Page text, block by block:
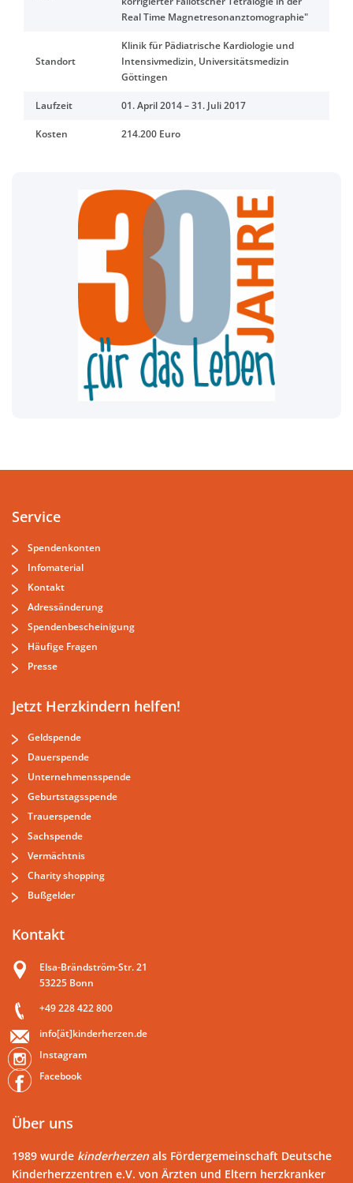
Real Time Magnetresonanztomographie"
Standort
Klinik für Pädiatrische Kardiologie und
Intensivmedizin, Universitätsmedizin
Göttingen
Laufzeit 01. April 2014 – 31. Juli 2017
Kosten 214.200 Euro
Service
Spendenkonten
Infomaterial
Kontakt
Adressänderung
Spendenbescheinigung
Häufige Fragen
Presse
Jetzt Herzkindern helfen!
Geldspende
Dauerspende
Unternehmensspende
Geburtstagsspende
Trauerspende
Sachspende
Vermächtnis
Charity shopping
Bußgelder
Kontakt
Elsa-Brändström-Str. 21
53225 Bonn
+49 228 422 800
info[ät]kinderherzen.de
Instagram
Facebook
Über uns
1989 wurde kinderherzen als Fördergemeinschaft Deutsche
Kinderherzzentren e.V. von Ärzten und Eltern herzkranker